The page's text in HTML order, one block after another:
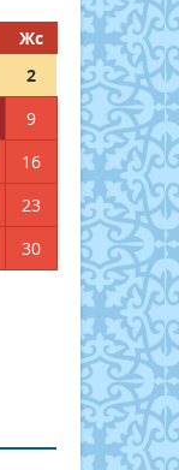
Жс
2
9
16
23
30